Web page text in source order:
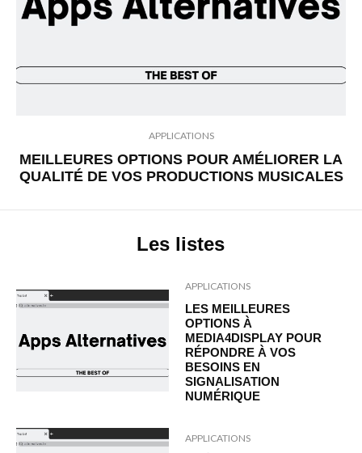
APPLICATIONS
MEILLEURES OPTIONS POUR AMÉLIORER LA
QUALITÉ DE VOS PRODUCTIONS MUSICALES
Les listes
APPLICATIONS
LES MEILLEURES
OPTIONS À
MEDIA4DISPLAY POUR
RÉPONDRE À VOS
BESOINS EN
SIGNALISATION
NUMÉRIQUE
APPLICATIONS